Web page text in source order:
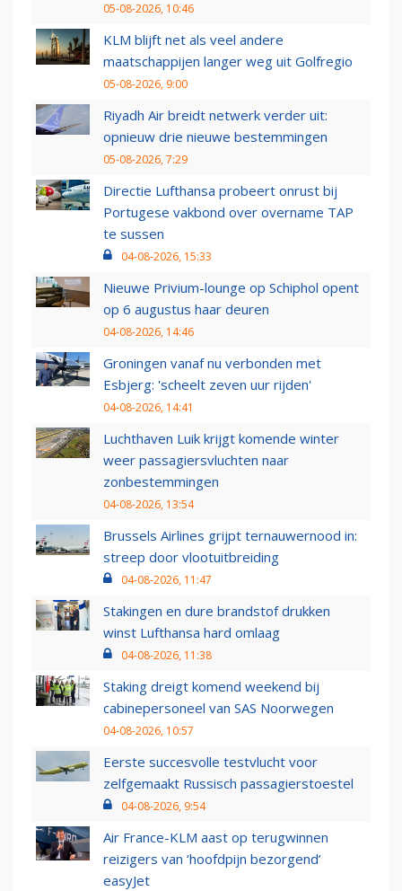
05-08-2026, 10:46
KLM blijft net als veel andere
maatschappijen langer weg uit Golfregio
05-08-2026, 9:00
Riyadh Air breidt netwerk verder uit:
opnieuw drie nieuwe bestemmingen
05-08-2026, 7:29
Directie Lufthansa probeert onrust bij
Portugese vakbond over overname TAP
te sussen
04-08-2026, 15:33
Nieuwe Privium-lounge op Schiphol opent
op 6 augustus haar deuren
04-08-2026, 14:46
Groningen vanaf nu verbonden met
Esbjerg: 'scheelt zeven uur rijden'
04-08-2026, 14:41
Luchthaven Luik krijgt komende winter
weer passagiersvluchten naar
zonbestemmingen
04-08-2026, 13:54
Brussels Airlines grijpt ternauwernood in:
streep door vlootuitbreiding
04-08-2026, 11:47
Stakingen en dure brandstof drukken
winst Lufthansa hard omlaag
04-08-2026, 11:38
Staking dreigt komend weekend bij
cabinepersoneel van SAS Noorwegen
04-08-2026, 10:57
Eerste succesvolle testvlucht voor
zelfgemaakt Russisch passagierstoestel
04-08-2026, 9:54
Air France-KLM aast op terugwinnen
reizigers van ‘hoofdpijn bezorgend’
easyJet